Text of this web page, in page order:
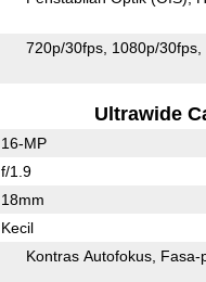
720p/30fps 1080p/30fps
Ultrawide
16-MP
f/1.9
18mm
Kecil
Kontras Autofokus Fasa-